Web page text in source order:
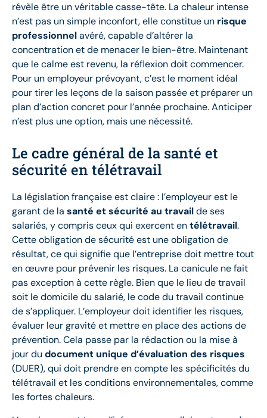
révèle être un véritable casse-tête. La chaleur intense
n’est pas un simple inconfort, elle constitue un risque
professionnelavéré, capable d’altérer la
concentration et de menacer le bien-être. Maintenant
que le calme est revenu, la réflexion doit commencer.
Pour un employeur prévoyant, c’est le moment idéal
pour tirer les leçons de la saison passée et préparer un
plan d’action concret pour l’année prochaine. Anticiper
n’est plus une option, mais une nécessité.
Le cadre général de la santé et
sécurité en télétravail
La législation française est claire : l’employeur est le
garant de la santé et sécurité au travailde ses
salariés, y compris ceux qui exercent entélétravail.
Cette obligation de sécurité est une obligation de
résultat, ce qui signifie que l’entreprise doit mettre tout
en œuvre pour prévenir les risques. La canicule ne fait
pas exception à cette règle. Bien que le lieu de travail
soit le domicile du salarié, le code du travail continue
de s’appliquer. L’employeur doit identifier les risques,
évaluer leur gravité et mettre en place des actions de
prévention. Cela passe par la rédaction ou la mise à
jour du document unique d’évaluation des risques
(DUER), qui doit prendre en compte les spécificités du
télétravail et les conditions environnementales, comme
les fortes chaleurs.